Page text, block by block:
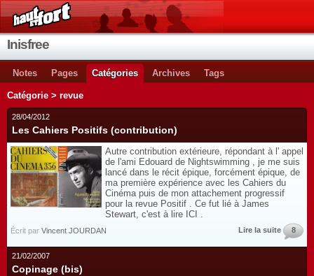
Inisfree
Notes Pages Catégories Archives Tags
Catégorie > revue
28/04/2012
Les Cahiers Positifs (contribution)
Autre contribution extérieure, répondant à l' appel
de l'ami Edouard de Nightswimming , je me suis
lancé dans le récit épique, forcément épique, de
ma première expérience avec les Cahiers du
Cinéma puis de mon attachement progressif
pour la revue Positif . Ce fut lié à James
Stewart, c'est à lire ICI .
Écrit par Vincent JOURDAN Lire la suite 8
21/02/2007
Copinage (bis)